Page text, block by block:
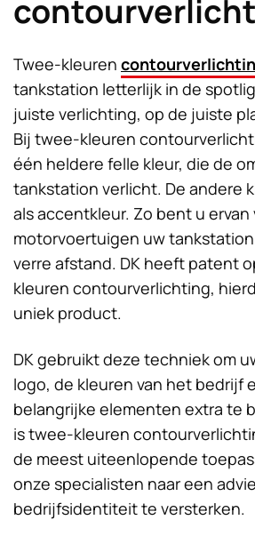
Twee-kleuren
tankstation letterlijk in de
juiste verlichting, op de juiste
Bij twee-kleuren
één heldere felle kleur, die de
tankstation verlicht. De andere
als accentkleur. Zo bent u
motorvoertuigen uw
verre afstand. DK heeft patent
kleuren contourverlichting,
uniek product.
DK gebruikt deze techniek om
logo, de kleuren van het bedrijf
belangrijke elementen extra te
is twee-kleuren
de meest uiteenlopende
onze specialisten naar een
bedrijfsidentiteit te versterken.